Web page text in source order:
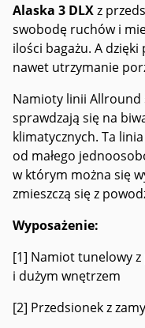
Alaska 3 DLXz
swobodę ruchów i
ilości bagażu. A
nawet utrzymanie
Namioty linii Allround
sprawdzają się na
klimatycznych. Ta
od małego
w którym można się
zmieszczą się z
Wyposażenie:
[1] Namiot tunelowy
i dużym wnętrzem
[2] Przedsionek z